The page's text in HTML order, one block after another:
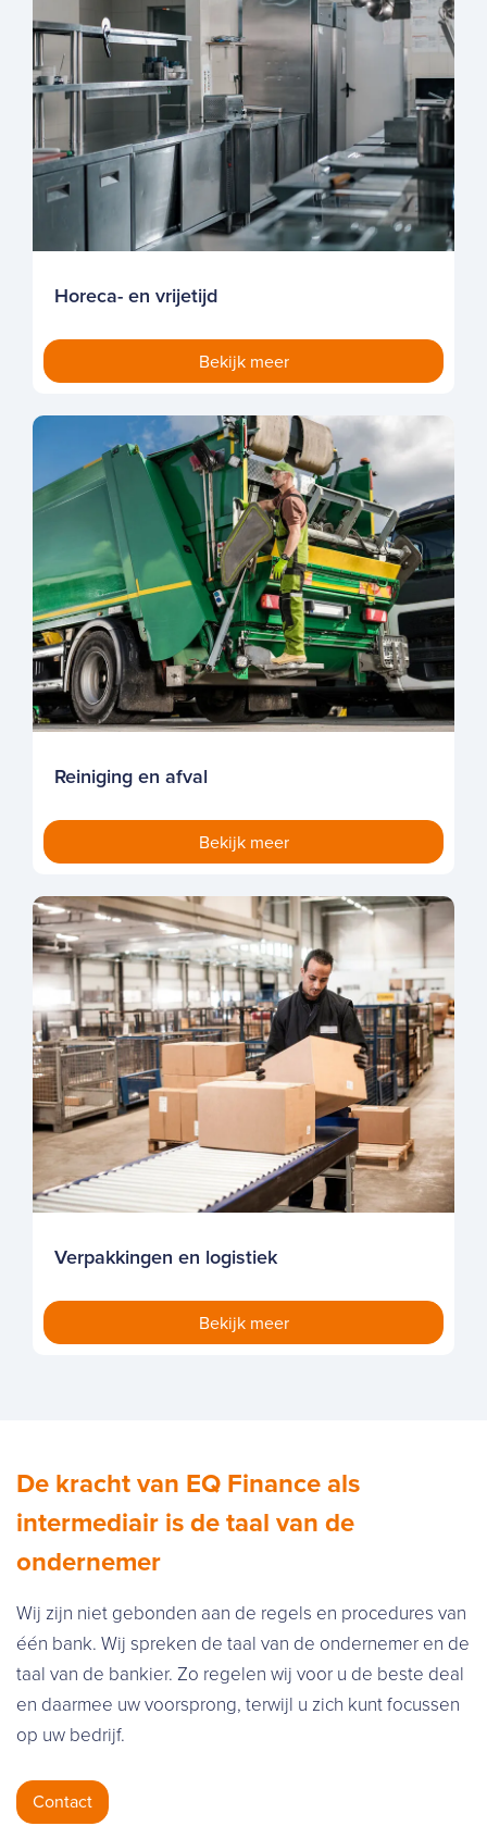
Horeca- en vrijetijd
Reiniging en afval
Verpakkingen en logistiek
De kracht van EQ Finance als
intermediair is de taal van de
ondernemer
Wij zijn niet gebonden aan de regels en procedures van
één bank. Wij spreken de taal van de ondernemer en de
taal van de bankier. Zo regelen wij voor u de beste deal
en daarmee uw voorsprong, terwijl u zich kunt focussen
op uw bedrijf.
Contact